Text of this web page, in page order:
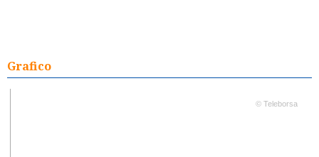
Grafico
© Teleborsa